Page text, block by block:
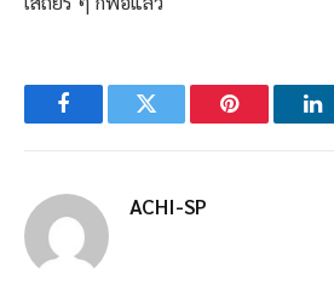
FacebookTwitter Pinterest
ACHI-SP